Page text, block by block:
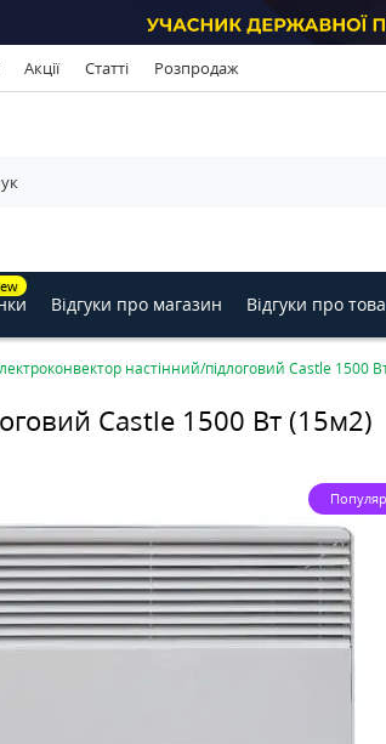
Акції Статті Розпродаж
настінний/підлоговий Castle 1500
Castle 1500 Вт (15м2)
Відгуки про магазин Відгуки про